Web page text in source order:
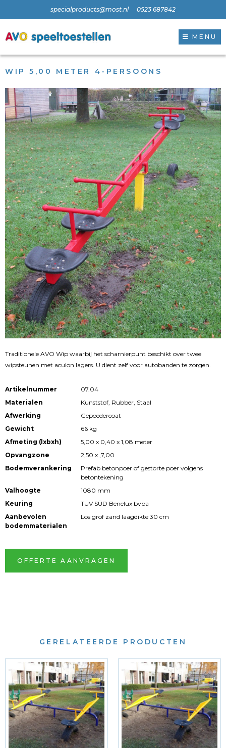
specialproducts@most.nl 0523 687842
MENU
WIP 5,00 METER 4-PERSOONS
Traditionele AVO Wip waarbij het scharnierpunt beschikt over twee
wipsteunen met aculon lagers. U dient zelf voor autobanden te zorgen.
Artikelnummer
07.04
Materialen
Kunststof, Rubber, Staal
Afwerking
Gepoedercoat
Gewicht
66 kg
Afmeting (lxbxh)
5,00 x 0,40 x 1,08 meter
Opvangzone
2,50 x ,7,00
Bodemverankering
Prefab betonpoer of gestorte poer volgens
betontekening
Valhoogte
1080 mm
Keuring
TÜV SÜD Benelux bvba
Aanbevolen
bodemmaterialen
Los grof zand laagdikte 30 cm
OFFERTE AANVRAGEN
GERELATEERDE PRODUCTEN